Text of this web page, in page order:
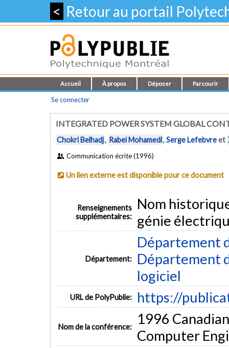
< Retour au portail
Accueil À propos Déposer Parcourir
Se connecter
INTEGRATED POWER SYSTEM GLOBAL
Chokri Belhadj, Rabei Mohamedi,Serge Lefebvreet
Communication écrite (1996)
Un lien externe est disponible pour ce document
Renseignements
supplémentaires:
Nom
génie
Département:
Département
Département
logiciel
URL de PolyPublie: https://
Nom de la conférence:
1996
Computer